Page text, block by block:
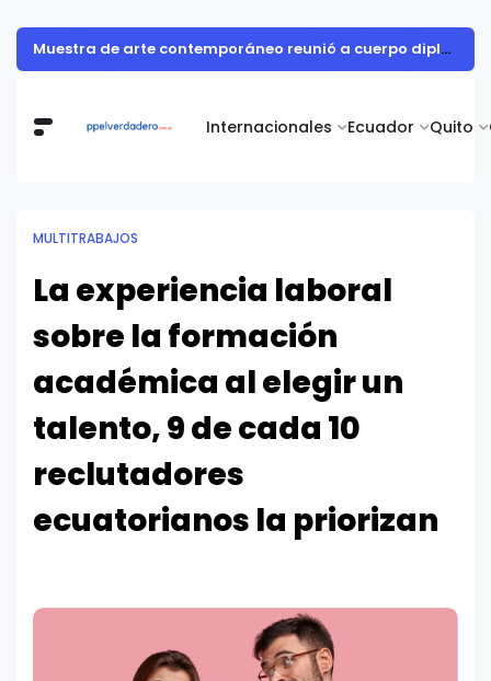
Internacionales Ecuador Quito
Muestra de arte contemporáneo reunió a cuerpo diplomático y artistas nacionales en la Academia Diplomática Galo Plaza
MULTITRABAJOS
La experiencia laboral
sobre la formación
académica al elegir un
talento, 9 de cada 10
reclutadores
ecuatorianos la priorizan